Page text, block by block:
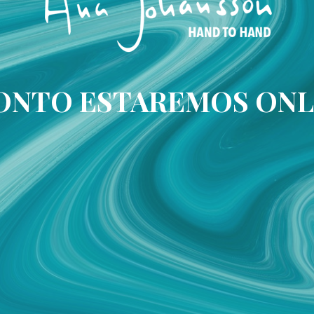
ESTAREMOS